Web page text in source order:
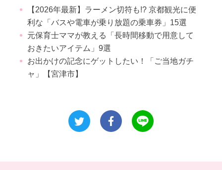
【2026年最新】ラーメン切符も!? 京都観光に便
利な「バスや電車が乗り放題の乗車券」15選
元保育士ママが教える「長時間移動で用意して
おきたいアイテム」9選
お出かけの記念にゲットしたい！「ご当地ガチ
ャ」【宮津市】